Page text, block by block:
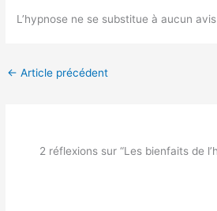
L’hypnose ne se substitue à aucun
← Article précédent
2 réflexions sur “Les bienfaits de